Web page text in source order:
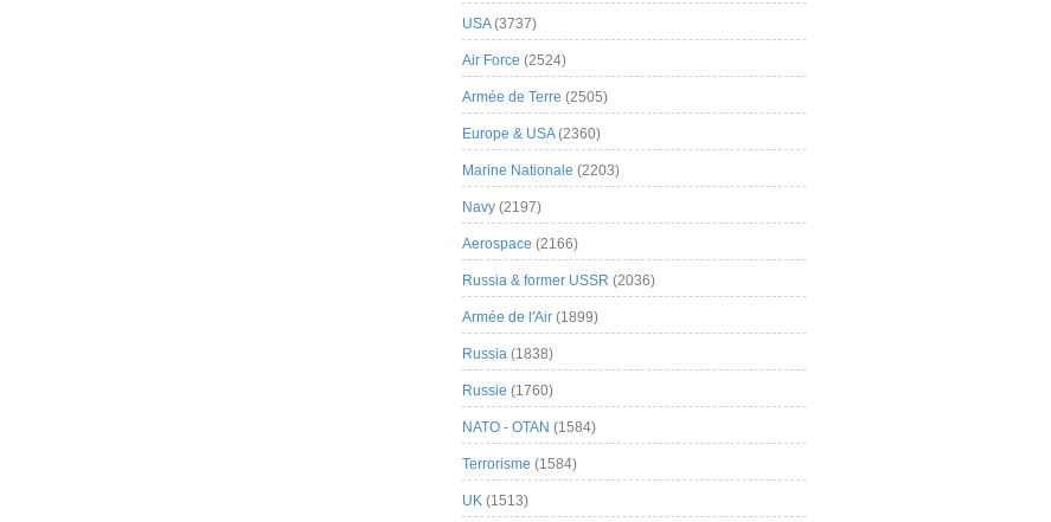
USA(3737)
Air Force (2524)
Armée de Terre (2505)
Europe & USA(2360)
Marine Nationale (2203)
Navy (2197)
Aerospace (2166)
Russia & former USSR (2036)
Armée de l'Air (1899)
Russia (1838)
Russie (1760)
NATO - OTAN (1584)
Terrorisme (1584)
UK (1513)